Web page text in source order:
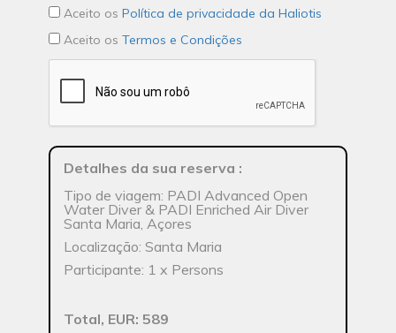
Aceito os Política de privacidade da Haliotis
Aceito os Termos e Condições
Detalhes da sua reserva :
Tipo de viagem: PADI Advanced Open
Water Diver & PADI Enriched Air Diver
Santa Maria, Açores
Localização: Santa Maria
Participante: 1 x Persons
Total, EUR: 589